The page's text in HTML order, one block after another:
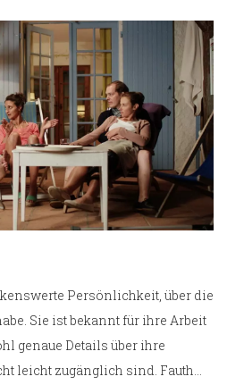
das Gesundheitswesen
hat, die
zu verbessern. Ich freue
über diese fortschrittlichen
Persönlichkeit, über die
Sie ist bekannt für ihre Arbeit
genaue Details über ihre
leicht zugänglich sind. Fauth